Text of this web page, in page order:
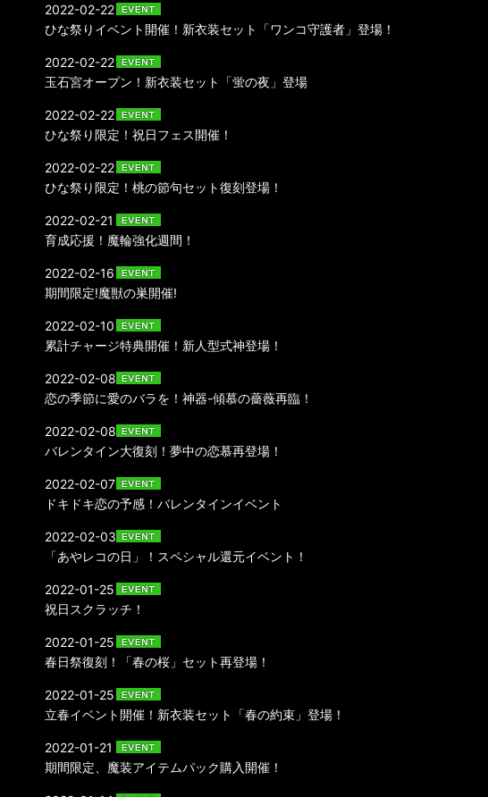
ひな祭りイベント開催！新衣装セット「ワンコ守護者」登場！
2022-02-22
玉石宮オープン！新衣装セット「蛍の夜」登場
2022-02-22
ひな祭り限定！祝日フェス開催！
2022-02-22
ひな祭り限定！桃の節句セット復刻登場！
2022-02-22
育成応援！魔輪強化週間！
2022-02-21
期間限定!魔獣の巣開催!
2022-02-16
累計チャージ特典開催！新人型式神登場！
2022-02-10
恋の季節に愛のバラを！神器-傾慕の薔薇再臨！
2022-02-08
バレンタイン大復刻！夢中の恋慕再登場！
2022-02-08
ドキドキ恋の予感！バレンタインイベント
2022-02-07
「あやレコの日」！スペシャル還元イベント！
2022-02-03
祝日スクラッチ！
2022-01-25
春日祭復刻！「春の桜」セット再登場！
2022-01-25
立春イベント開催！新衣装セット「春の約束」登場！
2022-01-25
期間限定、魔装アイテムパック購入開催！
2022-01-21